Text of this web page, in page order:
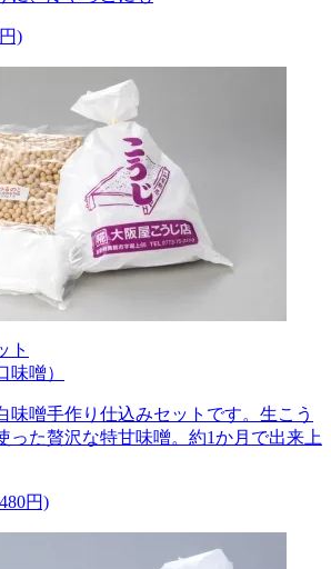
)
ト
味噌）
味噌手作り仕込みセットです。生こう
った贅沢な特甘味噌。約1か月で出来上
円)